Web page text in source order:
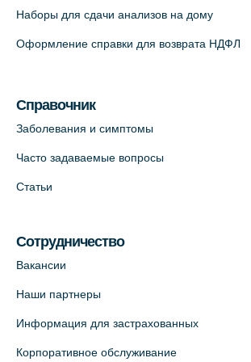
На карте
+7 (812) 660-73-69
На карте
На карте
Лабораторный терминал на
партнёр)
+7 (812) 498-10-30
Наборы для сдачи анализов на дому
Оформление справки для возврата НДФЛ
Справочник
Заболевания и симптомы
Часто задаваемые вопросы
Статьи
Сотрудничество
Вакансии
Наши партнеры
Информация для застрахованных
Корпоративное обслуживание